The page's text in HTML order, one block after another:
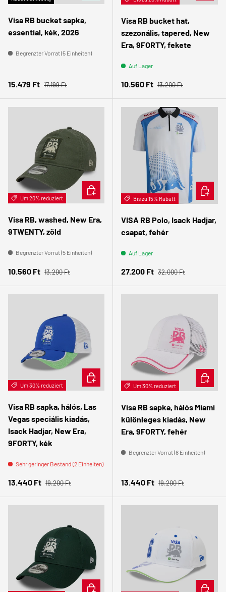
Visa RB bucket sapka,
essential, kék, 2026
Begrenzter Vorrat (5 Einheiten)
Verkaufspreis
15.479 Ft Normaler Preis
17.199 Ft
Visa RB bucket hat,
szezonális, tapered, New
Era, 9FORTY, fekete
Auf Lager
Verkaufspreis
10.560 Ft Normaler Preis
13.200 Ft
Um 20% reduziert
Visa RB, washed, New Era,
9TWENTY, zöld
Begrenzter Vorrat (5 Einheiten)
Verkaufspreis
10.560 Ft Normaler Preis
13.200 Ft
IN DEN WARENKORB
Bis zu 15% Rabatt
VISA RB Polo, Isack Hadjar,
csapat, fehér
Auf Lager
Verkaufspreis
27.200 Ft Normaler Preis
32.000 Ft
Um 30% reduziert
Visa RB sapka, hálós, Las
Vegas speciális kiadás,
Isack Hadjar, New Era,
9FORTY, kék
Sehr geringer Bestand (2 Einheiten)
Verkaufspreis
13.440 Ft Normaler Preis
19.200 Ft
IN DEN WARENKORB
Um 30% reduziert
Visa RB sapka, hálós Miami
különleges kiadás, New
Era, 9FORTY, fehér
Begrenzter Vorrat (8 Einheiten)
Verkaufspreis
13.440 Ft Normaler Preis
19.200 Ft
IN DEN
IN DEN WARENKORB IN DEN